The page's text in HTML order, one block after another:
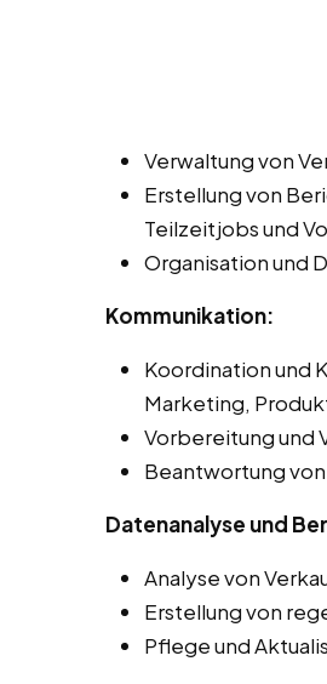
Verwaltung von
Erstellung von
Teilzeitjobs und
Organisation und
Kommunikation:
Koordination und
Marketing,
Vorbereitung und
Beantwortung
Datenanalyse und
Analyse von
Erstellung von
Pflege und